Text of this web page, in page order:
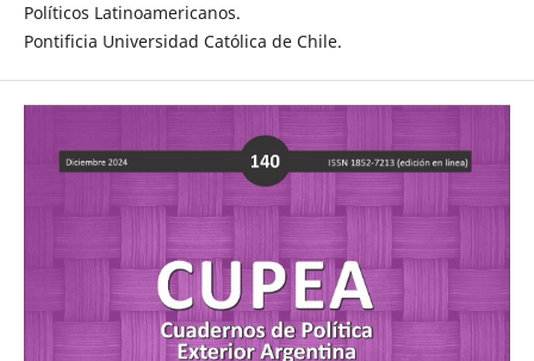
Políticos Latinoamericanos.
Pontificia Universidad Católica de Chile.